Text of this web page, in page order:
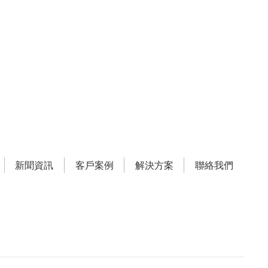
新聞資訊 客戶案例 解決方案 聯絡我們